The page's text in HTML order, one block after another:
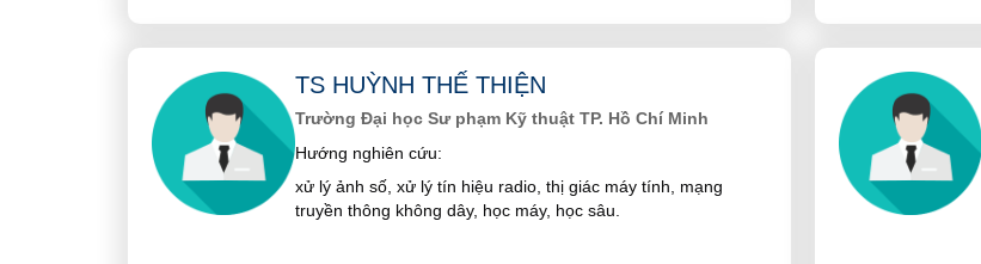
TS HUỲNH THẾ THIỆN
Trường Đại học Sư phạm Kỹ thuật TP. Hồ Chí Minh
Hướng nghiên cứu:
xử lý ảnh số, xử lý tín hiệu radio, thị giác máy tính, mạng
truyền thông không dây, học máy, học sâu.